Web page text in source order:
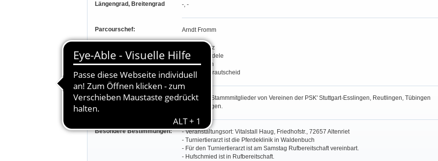
Längengrad, Breitengrad -, -
Parcourschef: Arndt Fromm
Ursula Bretz
Verena Gindele
Sigrid Hahn
Bernhard Krautscheid
Teilnahmeberechtigung:
Prfg. 1-13: Stammmitglieder von Vereinen der PSK' Stuttgart-Esslingen, Reutlingen, Tübingen
und Böblingen.
Besondere Bestimmungen:
- Veranstaltungsort: Vitalstall Haug, Friedhofstr., 72657 Altenriet
- Turniertierarzt ist die Pferdeklinik in Waldenbuch
- Für den Turniertierarzt ist am Samstag Rufbereitschaft vereinbart.
- Hufschmied ist in Rufbereitschaft.